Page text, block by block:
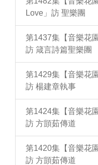
Love」訪 聖樂團
第1437集【音樂花
訪 箴言詩篇聖樂團
第1429集【音樂花
訪 楊建章執事
第1424集【音樂花
訪 方顗茹傳道
第1420集【音樂花
訪 方顗茹傳道